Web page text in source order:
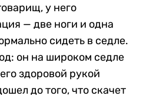
у него
— две ноги и одна
сидеть в седле.
он на широком седле
здоровой рукой
до того, что скачет